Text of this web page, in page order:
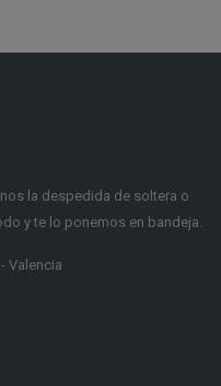
la despedida de soltera o
y te lo ponemos en bandeja.
Valencia